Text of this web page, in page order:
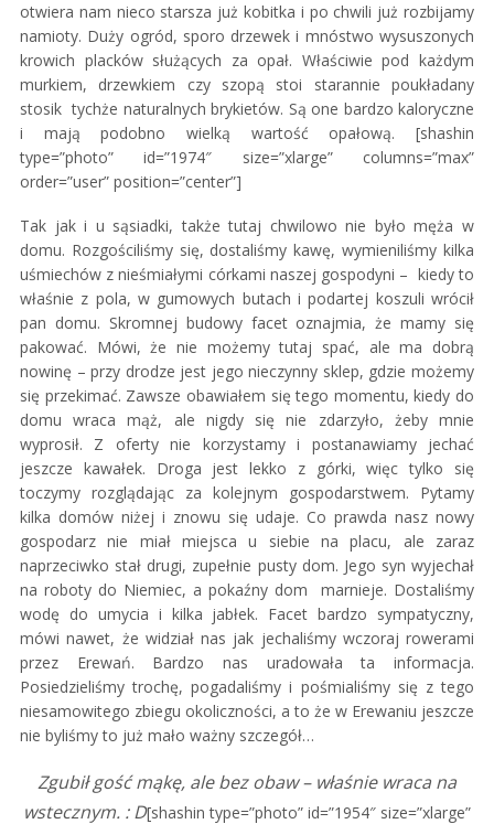
otwiera nam nieco starsza już kobitka i po chwili już rozbijamy
namioty. Duży ogród, sporo drzewek i mnóstwo wysuszonych
krowich placków służących za opał. Właściwie pod każdym
murkiem, drzewkiem czy szopą stoi starannie poukładany
stosik tychże naturalnych brykietów. Są one bardzo kaloryczne
i mają podobno wielką wartość opałową. [shashin
type=”photo” id=”1974″ size=”xlarge” columns=”max”
order=”user” position=”center”]
Tak jak i u sąsiadki, także tutaj chwilowo nie było męża w
domu. Rozgościliśmy się, dostaliśmy kawę, wymieniliśmy kilka
uśmiechów z nieśmiałymi córkami naszej gospodyni – kiedy to
właśnie z pola, w gumowych butach i podartej koszuli wrócił
pan domu. Skromnej budowy facet oznajmia, że mamy się
pakować. Mówi, że nie możemy tutaj spać, ale ma dobrą
nowinę – przy drodze jest jego nieczynny sklep, gdzie możemy
się przekimać. Zawsze obawiałem się tego momentu, kiedy do
domu wraca mąż, ale nigdy się nie zdarzyło, żeby mnie
wyprosił. Z oferty nie korzystamy i postanawiamy jechać
jeszcze kawałek. Droga jest lekko z górki, więc tylko się
toczymy rozglądając za kolejnym gospodarstwem. Pytamy
kilka domów niżej i znowu się udaje. Co prawda nasz nowy
gospodarz nie miał miejsca u siebie na placu, ale zaraz
naprzeciwko stał drugi, zupełnie pusty dom. Jego syn wyjechał
na roboty do Niemiec, a pokaźny dom marnieje. Dostaliśmy
wodę do umycia i kilka jabłek. Facet bardzo sympatyczny,
mówi nawet, że widział nas jak jechaliśmy wczoraj rowerami
przez Erewań. Bardzo nas uradowała ta informacja.
Posiedzieliśmy trochę, pogadaliśmy i pośmialiśmy się z tego
niesamowitego zbiegu okoliczności, a to że w Erewaniu jeszcze
nie byliśmy to już mało ważny szczegół…
Zgubił gość mąkę, ale bez obaw – właśnie wraca na
wstecznym. : D[shashin type=”photo” id=”1954″ size=”xlarge”